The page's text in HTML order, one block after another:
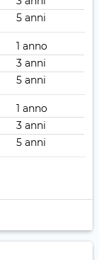
5 anni
1 anno
3 anni
5 anni
1 anno
3 anni
5 anni